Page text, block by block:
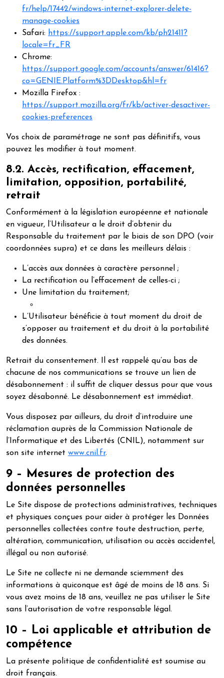
fr/help/17442/windows-internet-explorer-delete-
manage-cookies
Safari: https://support.apple.com/kb/ph21411?
locale=fr_FR
Chrome:
https://support.google.com/accounts/answer/61416?
co=GENIE.Platform%3DDesktop&hl=fr
Mozilla Firefox :
https://support.mozilla.org/fr/kb/activer-desactiver-
cookies-preferences
Vos choix de paramétrage ne sont pas définitifs, vous
pouvez les modifier à tout moment.
8.2. Accès, rectification, effacement,
limitation, opposition, portabilité,
retrait
Conformément à la législation européenne et nationale
en vigueur, l’Utilisateur a le droit d’obtenir du
Responsable du traitement par le biais de son DPO (voir
coordonnées supra) et ce dans les meilleurs délais :
L’accès aux données à caractère personnel ;
La rectification ou l’effacement de celles-ci ;
Une limitation du traitement;
L’Utilisateur bénéficie à tout moment du droit de
s’opposer au traitement et du droit à la portabilité
des données.
Retrait du consentement. Il est rappelé qu’au bas de
chacune de nos communications se trouve un lien de
désabonnement : il suffit de cliquer dessus pour que vous
soyez désabonné. Le désabonnement est immédiat.
Vous disposez par ailleurs, du droit d’introduire une
réclamation auprès de la Commission Nationale de
l’Informatique et des Libertés (CNIL), notamment sur
son site internet www.cnil.fr.
9 – Mesures de protection des
données personnelles
Le Site dispose de protections administratives, techniques
et physiques conçues pour aider à protéger les Données
personnelles collectées contre toute destruction, perte,
altération, communication, utilisation ou accès accidentel,
illégal ou non autorisé.
Le Site ne collecte ni ne demande sciemment des
informations à quiconque est âgé de moins de 18 ans. Si
vous avez moins de 18 ans, veuillez ne pas utiliser le Site
sans l’autorisation de votre responsable légal.
10 – Loi applicable et attribution de
compétence
La présente politique de confidentialité est soumise au
droit français.